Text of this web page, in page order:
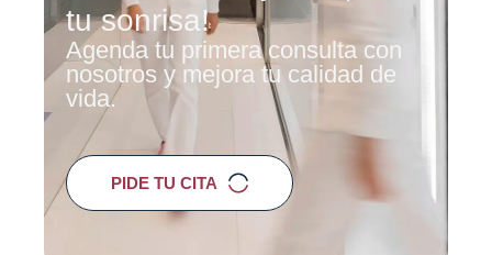
tu sonrisa!
Agenda tu primera consulta con
nosotros y mejora tu calidad de
vida.
PIDE TU CITA